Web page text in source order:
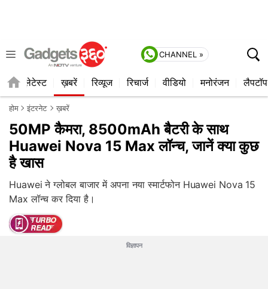
CHANNEL »
लेटेस्ट ख़बरें रिव्यूज रिचार्ज वीडियो मनोरंजन लैपटॉप
होम इंटरनेट ख़बरें
50MP कैमरा, 8500mAh बैटरी के साथ
Huawei Nova 15 Max लॉन्च, जानें क्या कुछ
है खास
Huawei ने ग्लोबल बाजार में अपना नया स्मार्टफोन Huawei Nova 15
Max लॉन्च कर दिया है।
विज्ञापन